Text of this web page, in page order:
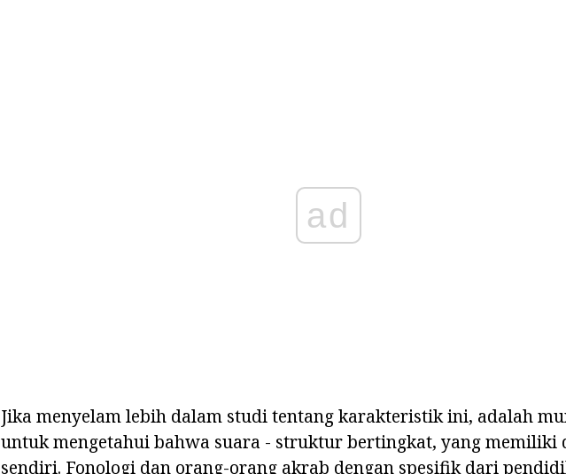
ad
Jika menyelam lebih dalam studi tentang karakteristik ini, adalah
untuk mengetahui bahwa suara - struktur bertingkat, yang memiliki
sendiri. Fonologi dan orang-orang akrab dengan spesifik dari